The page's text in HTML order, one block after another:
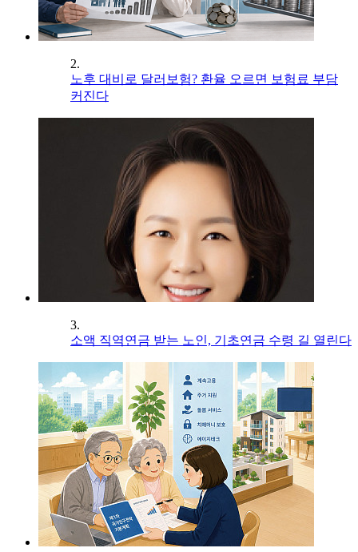
2.
노후 대비로 달러보험? 환율 오르면 보험료 부담
커진다
3.
소액 직역연금 받는 노인, 기초연금 수령 길 열린다